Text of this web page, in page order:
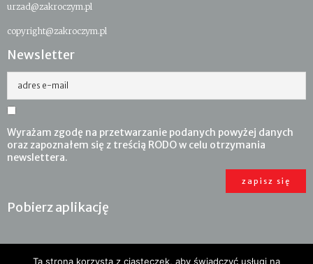
urzad@zakroczym.pl
copyright@zakroczym.pl
Newsletter
adres e-mail
Wyrażam zgodę na przetwarzanie podanych powyżej danych
oraz zapoznałem się z treścią RODO w celu otrzymania
newslettera.
Pobierz aplikację
Ta strona korzysta z ciasteczek, aby świadczyć usługi na